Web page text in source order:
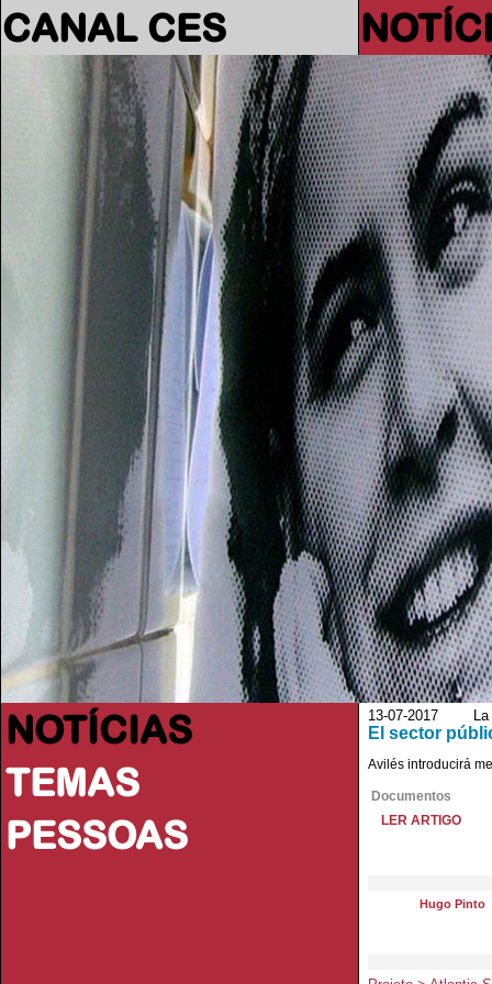
CANAL CES
NOTÍCIAS
TEMAS
PESSOAS
13-07-2017 La
El sector
Avilés introducirá
Documentos
LER ARTIGO
Hugo Pinto